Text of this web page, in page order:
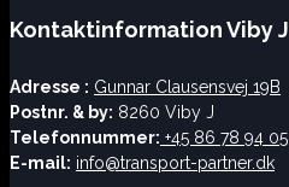
Kontaktinformation Viby J
Adresse : Gunnar Clausensvej 19B
Postnr. & by: 8260 Viby J
Telefonnummer: +45 86 78 94 05
E-mail: info@transport-partner.dk